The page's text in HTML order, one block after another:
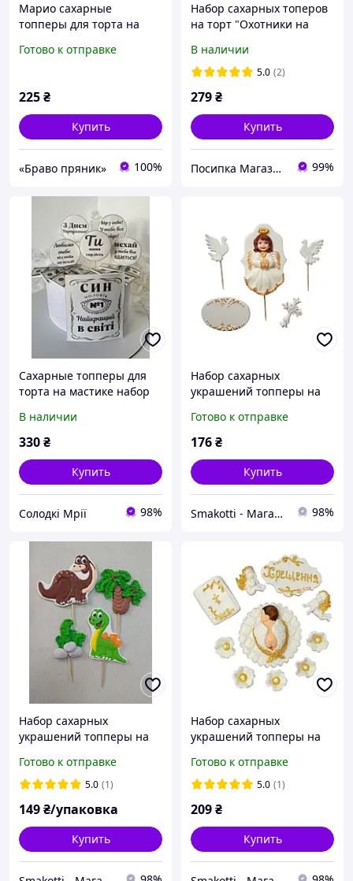
Марио сахарные
топперы для торта на
Готово к отправке
225₴
Купить
«Браво пряник» 100%
Набор сахарных топеров
на торт "Охотники на
Hunters (Хантерс)
В наличии
5.0 (2)
279₴
Купить
Посипка Магазин декору тортиків 99%
Сахарные топперы для
торта на мастике набор
В наличии
330₴
Купить
Солодкі Мрії 98%
Набор сахарных
украшений топперы на
причастия"
Готово к отправке
176₴
Купить
Smakotti - Магазин кондитерских ингредиентов 98%
Набор сахарных
украшений топперы на
Готово к отправке
5.0 (1)
149₴/упаковка
Купить
Набор сахарных
украшений топперы на
крещения»
Готово к отправке
5.0 (1)
209₴
Купить